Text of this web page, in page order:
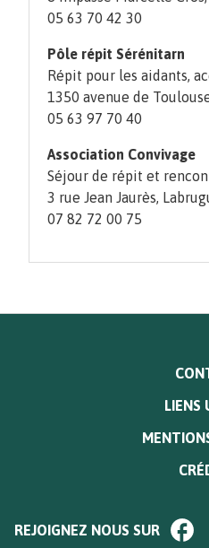
05 63 70 42 30
Pôle répit Sérénitarn
Répit pour les aidants,
1350 avenue de
05 63 97 70 40
Association Convivage
Séjour de répit et
3 rue Jean Jaurès,
07 82 72 00 75
LIENS
deREJOIGNEZ NOUS SUR